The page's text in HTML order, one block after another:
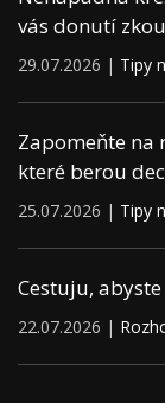
vás donutí
29.07.2026 | Tipy
Zapomeňte na
které berou
25.07.2026 | Tipy
Cestuju,
22.07.2026 |